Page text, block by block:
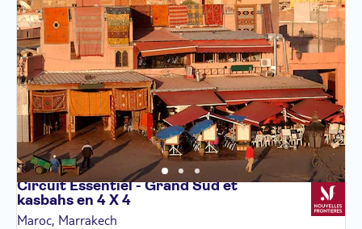
Circuit Essentiel - Grand Sud et
kasbahs en 4 X 4
Maroc, Marrakech